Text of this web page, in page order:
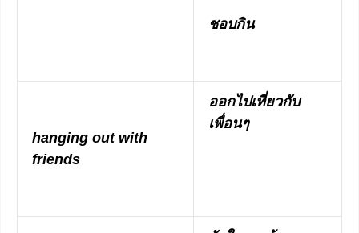
ชอบกิน
hanging out with
friends
ออกไปเที่ยวกับ
เพื่อนๆ